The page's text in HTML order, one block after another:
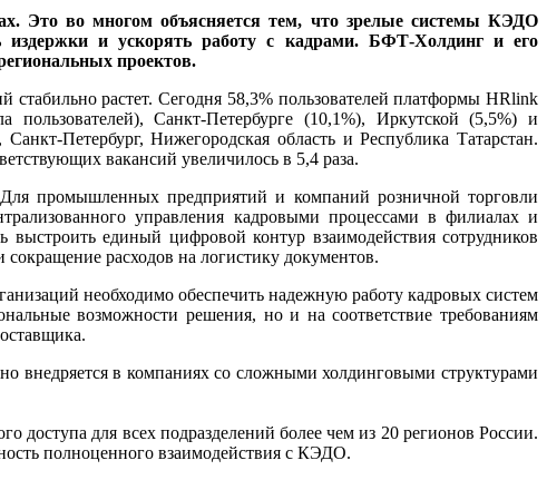
Это во многом объясняется тем, что зрелые системы КЭДО
издержки и ускорять работу с кадрами. БФТ-Холдинг и его
проектов.
растет. Сегодня 58,3% пользователей платформы HRlink
Санкт-Петербурге (10,1%), Иркутской (5,5%) и
Петербург, Нижегородская область и Республика Татарстан.
вакансий увеличилось в 5,4 раза.
промышленных предприятий и компаний розничной торговли
управления кадровыми процессами в филиалах и
выстроить единый цифровой контур взаимодействия сотрудников
расходов на логистику документов.
необходимо обеспечить надежную работу кадровых систем
возможности решения, но и на соответствие требованиям
внедряется в компаниях со сложными холдинговыми структурами
доступа для всех подразделений более чем из 20 регионов России.
полноценного взаимодействия с КЭДО.